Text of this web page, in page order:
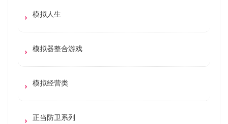
模拟人生
模拟器整合游戏
模拟经营类
正当防卫系列